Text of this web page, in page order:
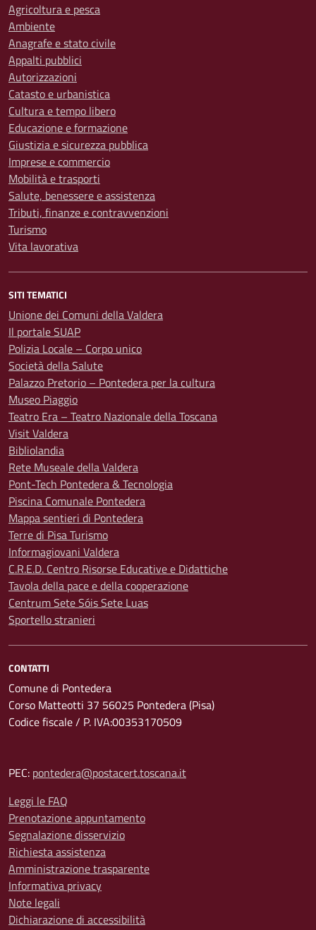
Agricoltura e pesca
Ambiente
Anagrafe e stato civile
Appalti pubblici
Autorizzazioni
Catasto e urbanistica
Cultura e tempo libero
Educazione e formazione
Giustizia e sicurezza pubblica
Imprese e commercio
Mobilità e trasporti
Salute, benessere e assistenza
Tributi, finanze e contravvenzioni
Turismo
Vita lavorativa
SITI TEMATICI
Unione dei Comuni della Valdera
Il portale SUAP
Polizia Locale – Corpo unico
Società della Salute
Palazzo Pretorio – Pontedera per la cultura
Museo Piaggio
Teatro Era – Teatro Nazionale della Toscana
Visit Valdera
Bibliolandia
Rete Museale della Valdera
Pont-Tech Pontedera & Tecnologia
Piscina Comunale Pontedera
Mappa sentieri di Pontedera
Terre di Pisa Turismo
Informagiovani Valdera
C.R.E.D. Centro Risorse Educative e Didattiche
Tavola della pace e della cooperazione
Centrum Sete Sóis Sete Luas
Sportello stranieri
CONTATTI
Comune di Pontedera
Corso Matteotti 37 56025 Pontedera (Pisa)
Codice fiscale / P. IVA:00353170509
PEC: pontedera@postacert.toscana.it
Leggi le FAQ
Prenotazione appuntamento
Segnalazione disservizio
Richiesta assistenza
Amministrazione trasparente
Informativa privacy
Note legali
Dichiarazione di accessibilità